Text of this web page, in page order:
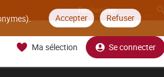
Accepter Refuser
Ma sélection Se connecter